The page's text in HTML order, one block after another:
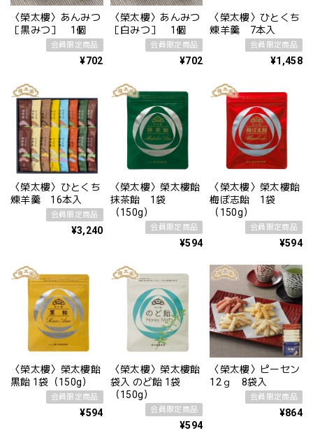
〈榮太樓〉あんみつ
［黒みつ］ 1個
会員限定商品
¥702
〈榮太樓〉あんみつ
［白みつ］ 1個
会員限定商品
¥702
〈榮太樓〉ひとくち
煉羊羹 7本入
会員限定商品
¥1,458
〈榮太樓〉ひとくち
煉羊羹 16本入
会員限定商品
¥3,240
〈榮太樓〉榮太樓飴
抹茶飴 1袋
（150g）
会員限定商品
¥594
〈榮太樓〉榮太樓飴
梅ぼ志飴 1袋
（150g）
会員限定商品
¥594
〈榮太樓〉榮太樓飴
黒飴 1袋（150g）
会員限定商品
¥594
〈榮太樓〉榮太樓飴
袋入 のど飴 1袋
（150g）
会員限定商品
¥594
〈榮太樓〉ピーセン
12ｇ 8袋入
会員限定商品
¥864